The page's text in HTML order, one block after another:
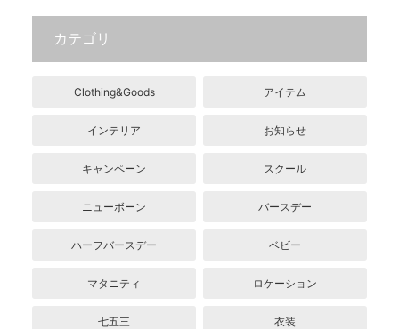
カテゴリ
Clothing&Goods アイテム
インテリア お知らせ
キャンペーン スクール
ニューボーン バースデー
ハーフバースデー ベビー
マタニティ ロケーション
七五三 衣装